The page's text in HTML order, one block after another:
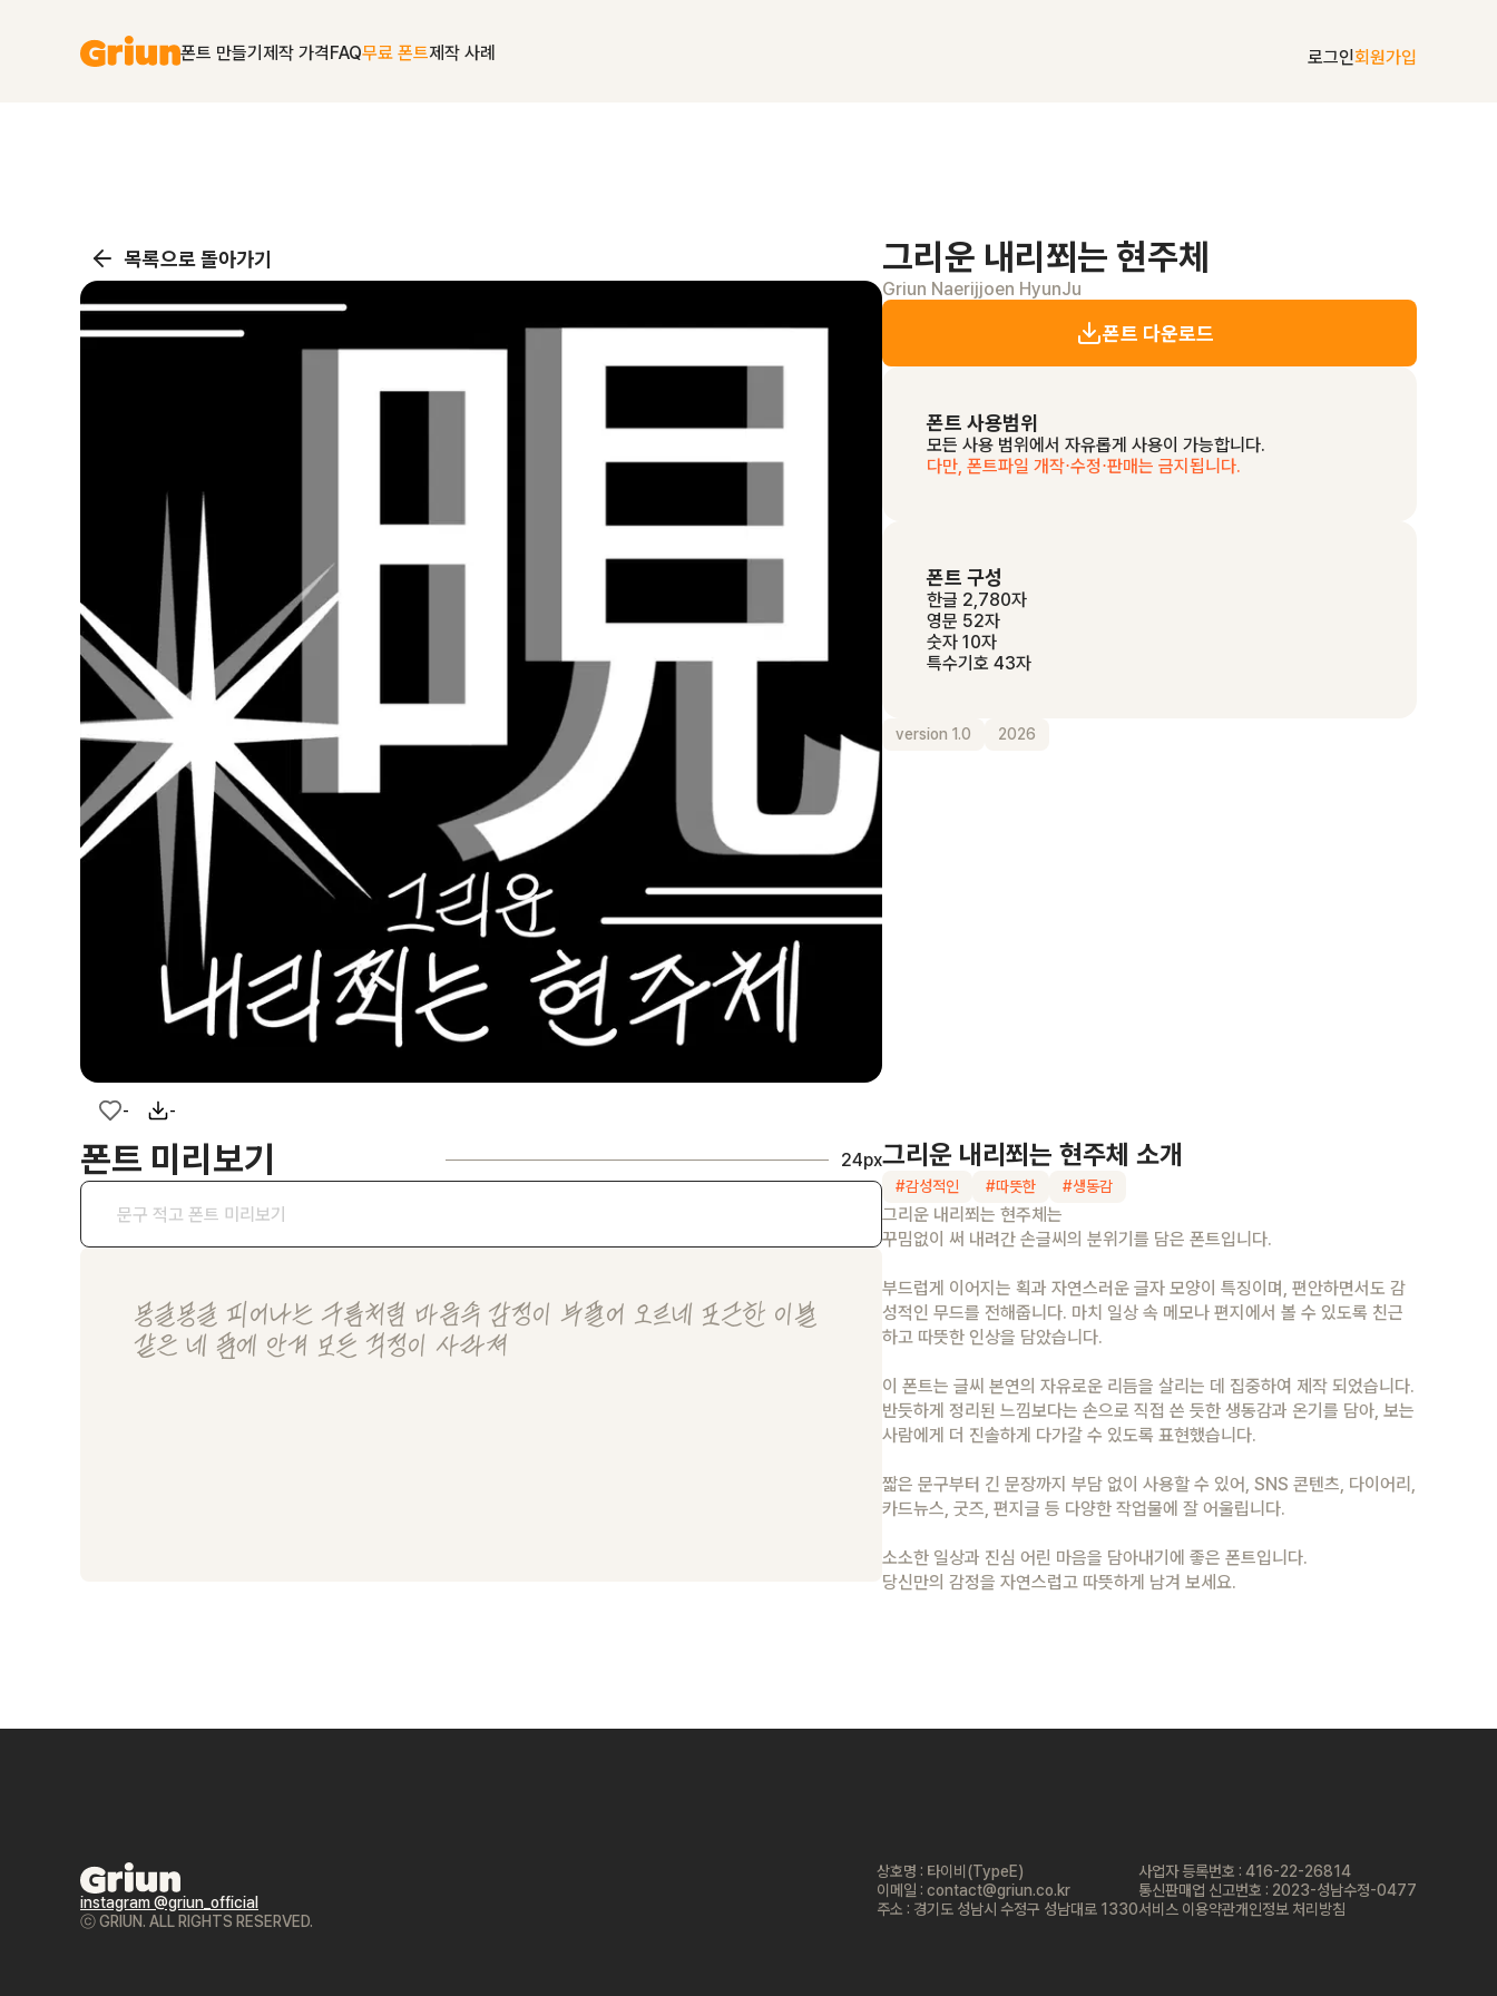
폰트 만들기 제작 가격FAQ무료 폰트제작 사례 로그인회원가입
목록으로 돌아가기
- -
그리운 내리쬐는 현주체
Griun Naerijjoen HyunJu
폰트 다운로드
폰트 사용범위
모든 사용 범위에서 자유롭게 사용이 가능합니다.
다만, 폰트파일 개작⋅수정⋅판매는 금지됩니다.
폰트 구성
한글 2,780자
영문 52자
숫자 10자
특수기호 43자
version 1.0 2026
폰트 미리보기 24px그리운 내리쬐는 현주체 소개
#감성적인 #따뜻한 #생동감
그리운 내리쬐는 현주체는
꾸밈없이 써 내려간 손글씨의 분위기를 담은 폰트입니다.
부드럽게 이어지는 획과 자연스러운 글자 모양이 특징이며, 편안하면서도 감
성적인 무드를 전해줍니다. 마치 일상 속 메모나 편지에서 볼 수 있도록 친근
하고 따뜻한 인상을 담았습니다.
이 폰트는 글씨 본연의 자유로운 리듬을 살리는 데 집중하여 제작 되었습니다.
반듯하게 정리된 느낌보다는 손으로 직접 쓴 듯한 생동감과 온기를 담아, 보는
사람에게 더 진솔하게 다가갈 수 있도록 표현했습니다.
짧은 문구부터 긴 문장까지 부담 없이 사용할 수 있어, SNS 콘텐츠, 다이어리,
카드뉴스, 굿즈, 편지글 등 다양한 작업물에 잘 어울립니다.
소소한 일상과 진심 어린 마음을 담아내기에 좋은 폰트입니다.
당신만의 감정을 자연스럽고 따뜻하게 남겨 보세요.
instagram @griun_official
ⓒ GRIUN. ALL RIGHTS RESERVED.
상호명 : 타이비(TypeE)
이메일 : contact@griun.co.kr
주소 : 경기도 성남시 수정구 성남대로 1330
사업자 등록번호 : 416-22-26814
통신판매업 신고번호 : 2023-성남수정-0477
서비스 이용약관개인정보 처리방침